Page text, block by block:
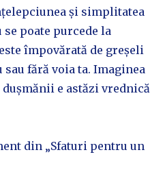
și simplitatea
poate purcede la
împovărată de greșeli
fără voia ta. Imaginea
e astăzi vrednică
din „Sfaturi pentru un